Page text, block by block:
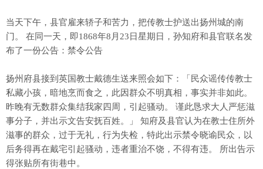
当天下午，县官雇来轿子和苦力，把传教士护送出扬州城的南
门。 在同一天，即1868年8月23日星期日，孙知府和县官联名发
布了一份公告：禁令公告
扬州府县接到英国教士戴德生送来照会如下：「民众谣传传教士
私藏小孩，暗地烹而食之，此因群众不明真相，事实并非如此。
昨晚有无数群众集结我家四周，引起骚动。 谨此恳求大人严惩滋
事分子，并出示文告安抚百姓。」 知府及县官认为在教士住所外
滋事的群众，过于无礼，行为失检，特此出示禁令晓谕民众，以
后务得再在戴宅引起骚动，违者重治不饶，不得有违。 所出告示
得张贴所有街巷中。